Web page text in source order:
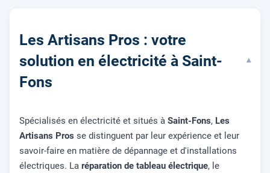
Les Artisans Pros : votre
solution en électricité à Saint-
Fons
▾
Spécialisés en électricité et situés à Saint-Fons, Les
Artisans Pros se distinguent par leur expérience et leur
savoir-faire en matière de dépannage et d'installations
électriques. La réparation de tableau électrique, le